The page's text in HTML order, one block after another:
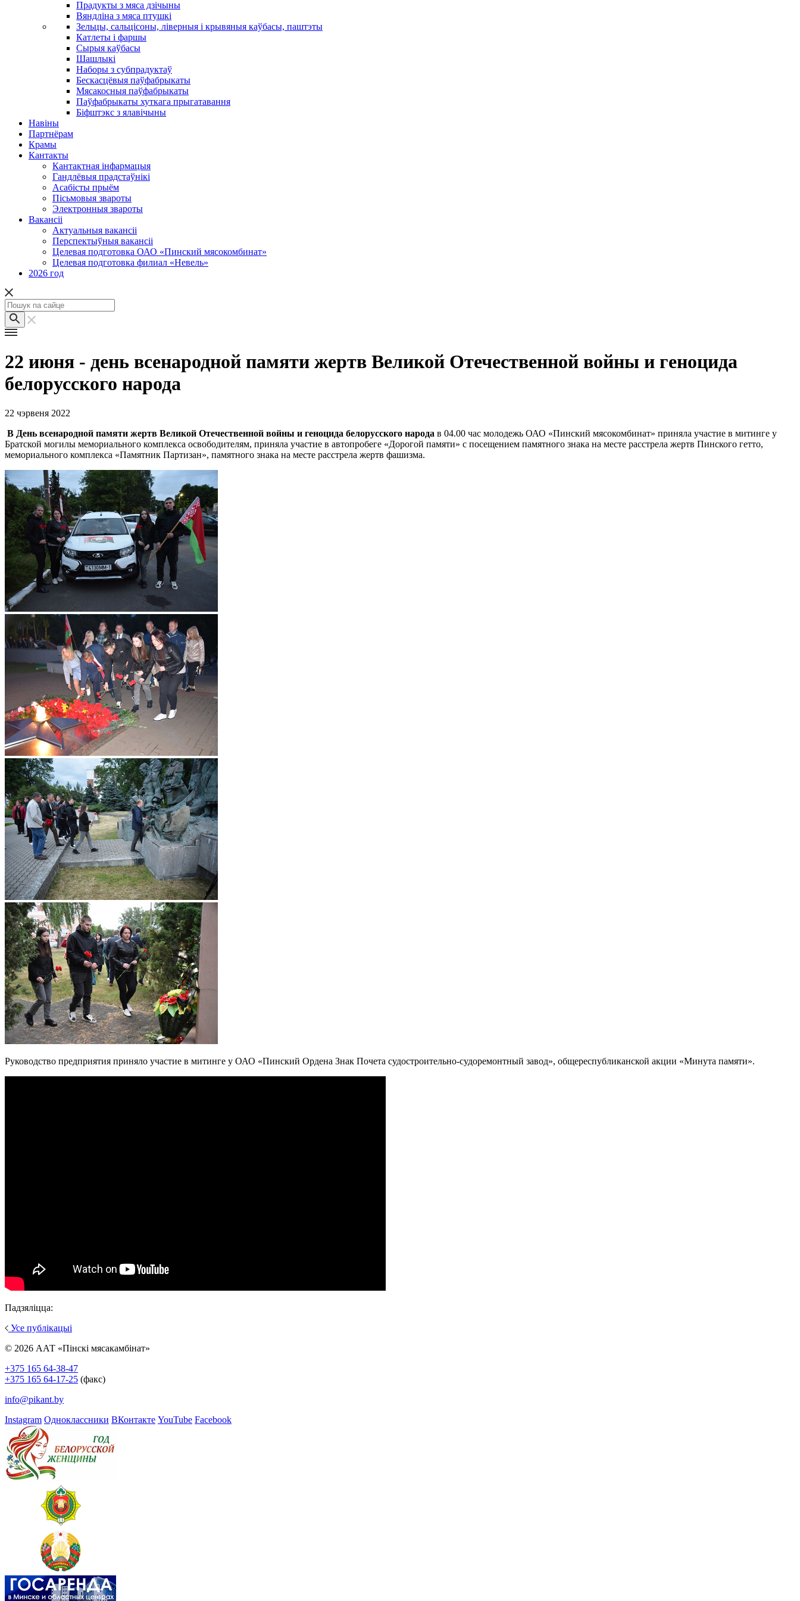
Прадукты з мяса дзічыны
Вяндліна з мяса птушкі
Зельцы, сальцісоны, ліверныя і крывяныя каўбасы, паштэты
Катлеты і фаршы
Сырыя каўбасы
Шашлыкі
Наборы з субпрадуктаў
Бескасцёвыя паўфабрыкаты
Мясакосныя паўфабрыкаты
Паўфабрыкаты хуткага прыгатавання
Біфштэкс з ялавічыны
Навіны
Партнёрам
Крамы
Кантакты
Кантактная інфармацыя
Гандлёвыя прадстаўнікі
Асабісты прыём
Пісьмовыя звароты
Электронныя звароты
Вакансіі
Актуальныя вакансіі
Перспектыўныя вакансіі
Целевая подготовка ОАО «Пинский мясокомбинат»
Целевая подготовка филиал «Невель»
2026 год
22 июня - день всенародной памяти жертв Великой Отечественной войны и геноцида
белорусского народа
22 чэрвеня 2022
В День всенародной памяти жертв Великой Отечественной войны и геноцида белорусского народа в 04.00 час молодежь ОАО «Пинский мясокомбинат» приняла участие в митинге у
Братской могилы мемориального комплекса освободителям, приняла участие в автопробеге «Дорогой памяти» с посещением памятного знака на месте расстрела жертв Пинского гетто,
мемориального комплекса «Памятник Партизан», памятного знака на месте расстрела жертв фашизма.
Руководство предприятия приняло участие в митинге у ОАО «Пинский Ордена Знак Почета судостроительно-судоремонтный завод», общереспубликанской акции «Минута памяти».
Падзяліцца:
Усе публікацыі
© 2026 ААТ «Пінскі мясакамбінат»
+375 165 64-38-47
+375 165 64-17-25 (факс)
info@pikant.by
Instagram Одноклассники ВКонтакте YouTube Facebook